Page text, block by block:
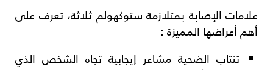
علامات الإصابة بمتلازمة ستوكهولم ثلاثة، تعرف على
أهم أعراضها المميزة :
تنتاب الضحية مشاعر إيجابية تجاه الشخص الذي